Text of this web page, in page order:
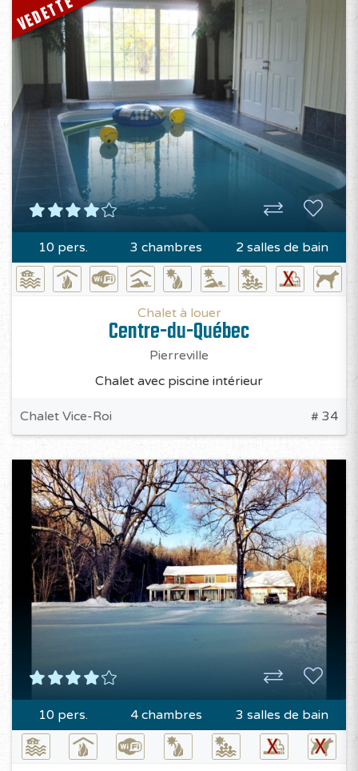
VEDETTE
10 pers. 3 chambres 2 salles de bain
Chalet à louer
Centre-du-Québec
Pierreville
Chalet avec piscine intérieur
Chalet Vice-Roi # 34
10 pers. 4 chambres 3 salles de bain